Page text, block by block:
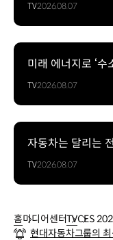
TV2026.08.07
미래 에너지로 ‘수
TV2026.08.07
자동차는 달리는
TV2026.08.07
홈미디어센터TVCES
들
현대자동차그룹의